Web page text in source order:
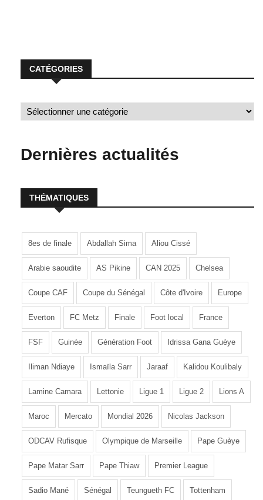
CATÉGORIES
Dernières actualités
THÉMATIQUES
8es de finale Abdallah Sima Aliou Cissé
Arabie saoudite AS Pikine CAN 2025 Chelsea
Coupe CAF Coupe du Sénégal Côte d'Ivoire Europe
Everton FC Metz Finale Foot local France
FSF Guinée Génération Foot Idrissa Gana Guèye
Iliman Ndiaye Ismaïla Sarr Jaraaf Kalidou Koulibaly
Lamine Camara Lettonie Ligue 1 Ligue 2 Lions A
Maroc Mercato Mondial 2026 Nicolas Jackson
ODCAV Rufisque Olympique de Marseille Pape Guèye
Pape Matar Sarr Pape Thiaw Premier League
Sadio Mané Sénégal Teungueth FC Tottenham